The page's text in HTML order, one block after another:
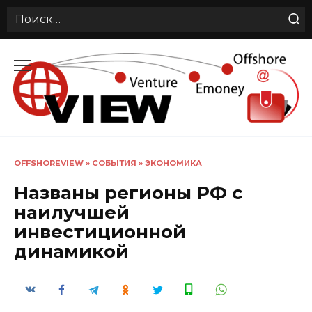
Search
содержанию
OFFSHOREVIEW » СОБЫТИЯ » ЭКОНОМИКА
Названы регионы РФ с
наилучшей
инвестиционной
динамикой